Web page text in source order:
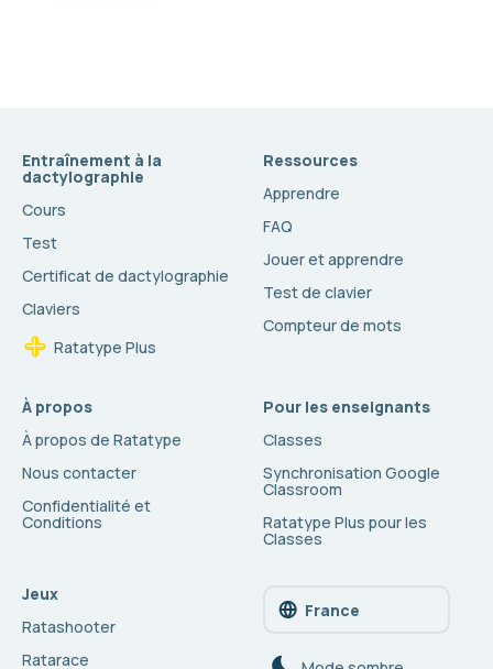
Entraînement à la
dactylographie
Cours
Test
Certificat de dactylographie
Claviers
Ratatype Plus
Ressources
Apprendre
FAQ
Jouer et apprendre
Test de clavier
Compteur de mots
À propos
À propos de Ratatype
Nous contacter
Confidentialité et
Conditions
Pour les enseignants
Classes
Synchronisation Google
Classroom
Ratatype Plus pour les
Classes
Jeux
Ratashooter
Ratarace
France